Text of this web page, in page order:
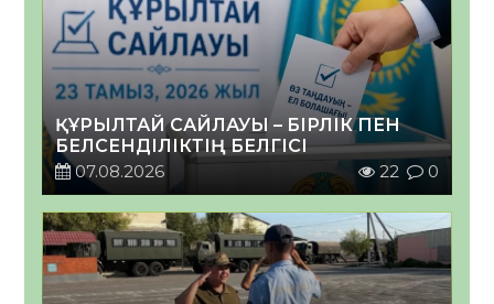
ҚҰРЫЛТАЙ САЙЛАУЫ – БІРЛІК ПЕН
БЕЛСЕНДІЛІКТІҢ БЕЛГІСІ
07.08.2026
22 0